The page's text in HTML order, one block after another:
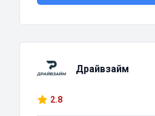
Драйвзайм
2.8